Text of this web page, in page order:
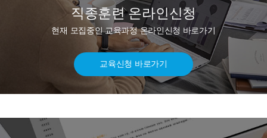
직종훈련 온라인신청
현재 모집중인 교육과정 온라인신청 바로가기
교육신청 바로가기